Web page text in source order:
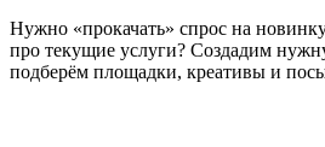
Нужно «прокачать» спрос на
про текущие услуги? Создадим
подберём площадки, креативы и